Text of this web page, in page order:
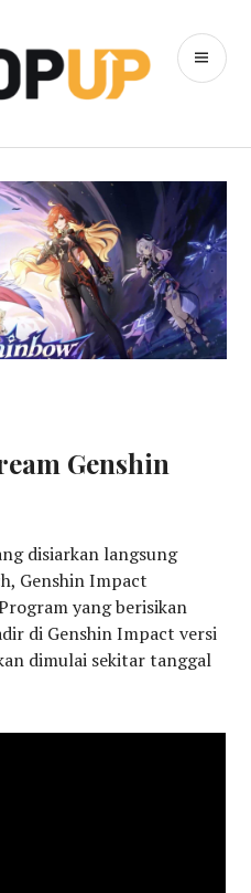
Topup
Blog
Genshin
disiarkan langsung
Genshin Impact
yang berisikan
di Genshin Impact versi
dimulai sekitar tanggal